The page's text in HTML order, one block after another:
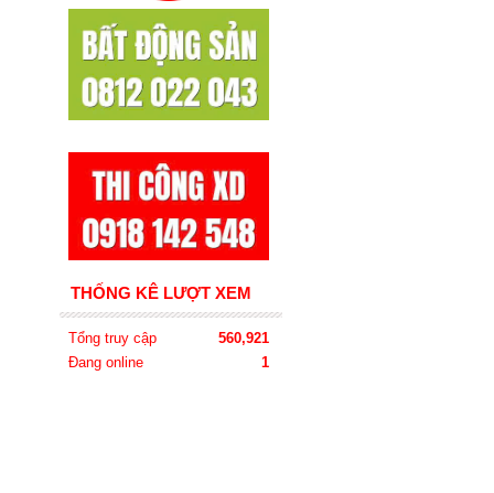
THỐNG KÊ LƯỢT XEM
Tổng truy cập
560,921
Đang online
1